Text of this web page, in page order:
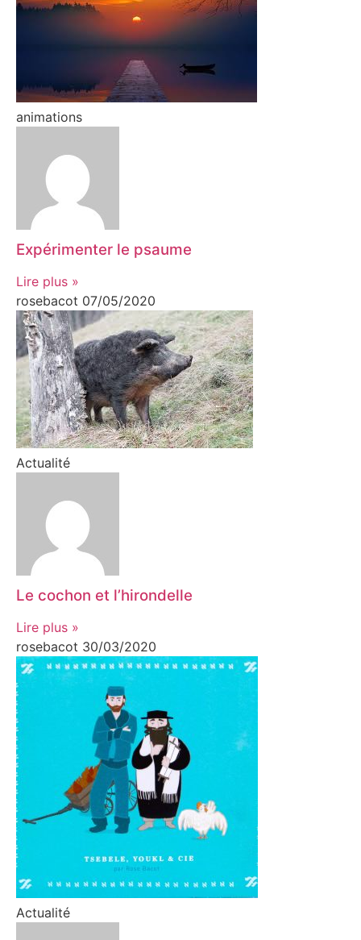
animations
Expérimenter le psaume
Lire plus »
rosebacot 07/05/2020
Actualité
Le cochon et l’hirondelle
Lire plus »
rosebacot 30/03/2020
Actualité